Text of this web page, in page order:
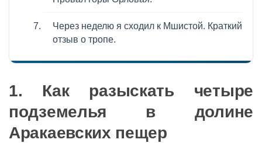
Через неделю я сходил к Мшистой. Краткий
отзыв о тропе.
1. Как разыскать четыре
подземелья в долине
Аракаевских пещер